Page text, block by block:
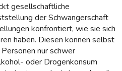
gesellschaftliche
der Schwangerschaft
konfrontiert, wie sie sich
haben. Diesen können selbst
nur schwer
oder Drogenkonsum